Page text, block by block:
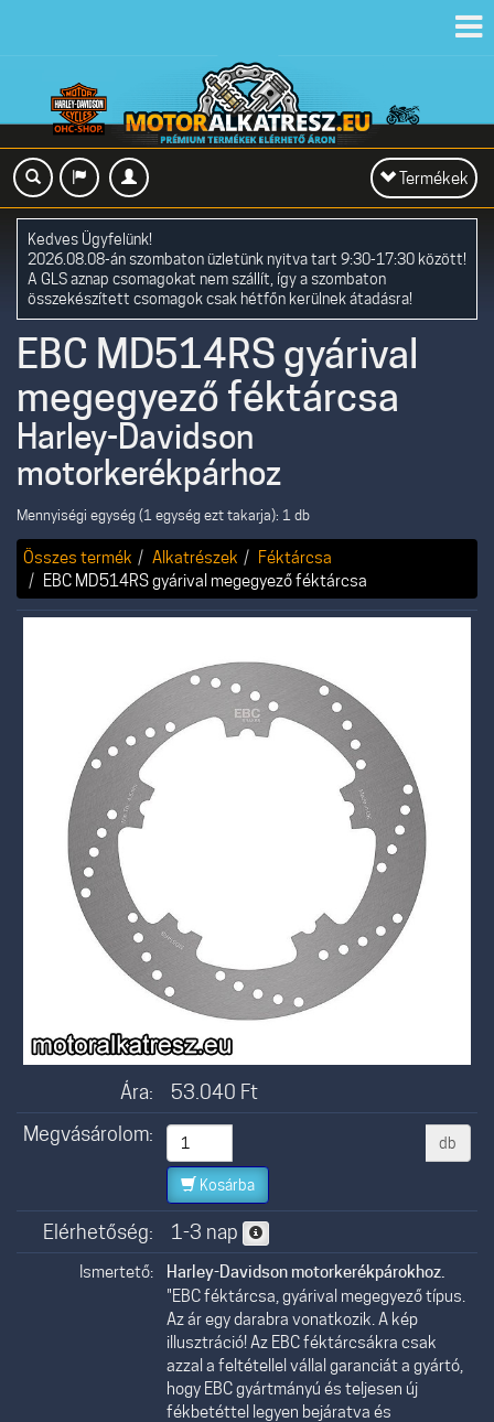
Toggle
navigation
Termékek
Kedves Ügyfelünk!
2026.08.08-án szombaton üzletünk nyitva tart 9:30-17:30 között!
A GLS aznap csomagokat nem szállít, így a szombaton
összekészített csomagok csak hétfőn kerülnek átadásra!
EBC MD514RS gyárival
megegyező féktárcsa
Harley-Davidson
motorkerékpárhoz
Mennyiségi egység (1 egység ezt takarja): 1 db
Összes termék Alkatrészek
Féktárcsa
EBC MD514RS gyárival megegyező féktárcsa
Ára: 53.040 Ft
Megvásárolom:
db
Kosárba
Elérhetőség: 1-3 nap
Ismertető: Harley-Davidson motorkerékpárokhoz.
"EBC féktárcsa, gyárival megegyező típus.
Az ár egy darabra vonatkozik. A kép
illusztráció! Az EBC féktárcsákra csak
azzal a feltétellel vállal garanciát a gyártó,
hogy EBC gyártmányú és teljesen új
fékbetéttel legyen bejáratva és